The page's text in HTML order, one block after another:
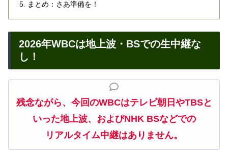
まとめ：さあ準備を！
2026年WBCは地上波・BSでの生中継な
し！
残念ながら、今回のWBCはテレビ朝日やTBSと
いった地上波、およびNHK BSなどでの
リアルタイム中継はありません。